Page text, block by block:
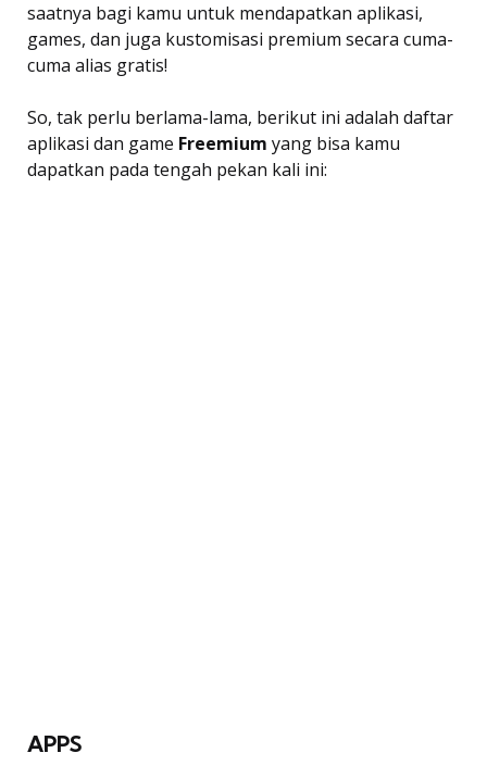
saatnya bagi kamu untuk mendapatkan aplikasi,
games, dan juga kustomisasi premium secara cuma-
cuma alias gratis!
So, tak perlu berlama-lama, berikut ini adalah daftar
aplikasi dan game  Freemium  yang bisa kamu
dapatkan pada tengah pekan kali ini:
APPS